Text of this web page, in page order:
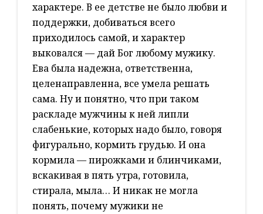
характере. В ее детстве не было любви и
поддержки, добиваться всего
приходилось самой, и характер
выковался — дай Бог любому мужику.
Ева была надежна, ответственна,
целенаправленна, все умела решать
сама. Ну и понятно, что при таком
раскладе мужчины к ней липли
слабенькие, которых надо было, говоря
фигурально, кормить грудью. И она
кормила — пирожками и блинчиками,
вскакивая в пять утра, готовила,
стирала, мыла… И никак не могла
понять, почему мужики не